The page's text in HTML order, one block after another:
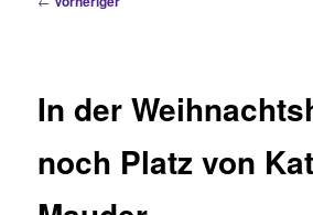
In der
noch Platz von